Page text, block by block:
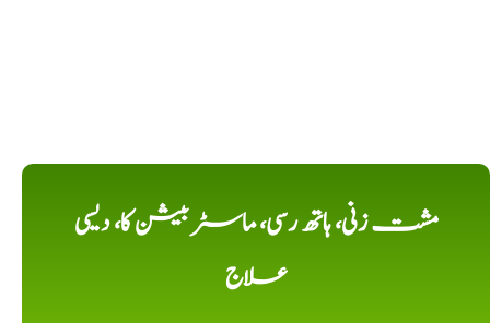
مشت زنی، ہاتھ رسی، ماسٹر بیشن کا، دیسی
علاج